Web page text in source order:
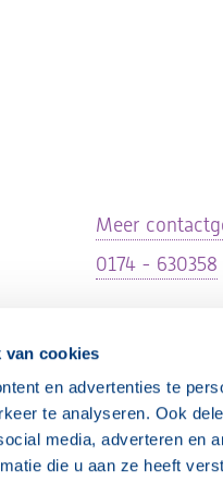
van cookies
en advertenties te
te analyseren. Ook
media, adverteren en
die u aan ze heeft
Meer
0174 - 630358